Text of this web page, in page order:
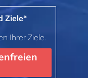
Ziele“
Ihrer Ziele.